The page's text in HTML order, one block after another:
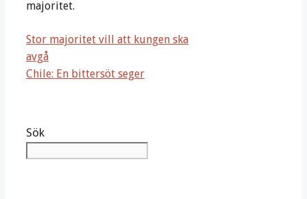
majoritet.
Stor majoritet vill att kungen ska
avgå
Chile: En bittersöt seger
Sök